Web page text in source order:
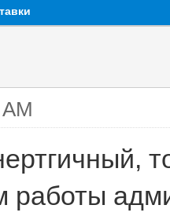
работы